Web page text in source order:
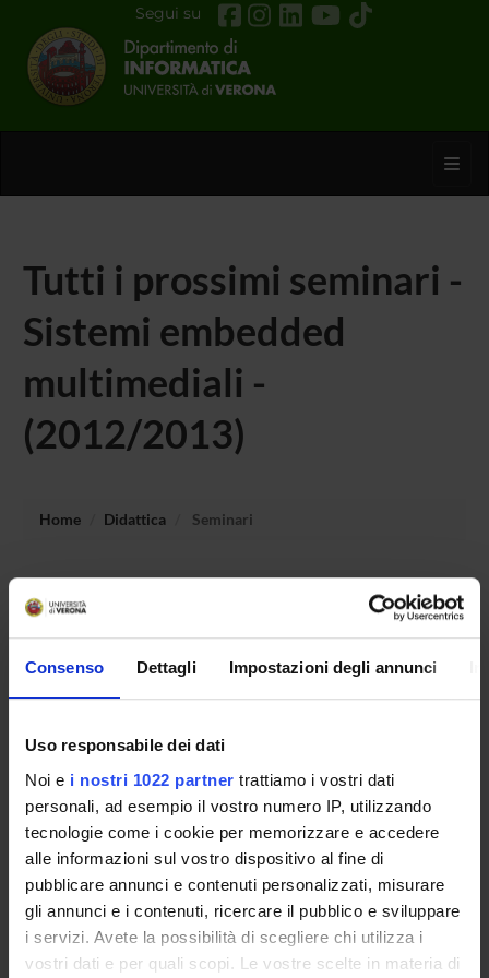
Consenso Dettagli Impostazioni degli annunci
Uso responsabile dei dati
Noi e i nostri 1022 partner trattiamo i vostri dati
personali, ad esempio il vostro numero IP, utilizzando
tecnologie come i cookie per memorizzare e accedere
alle informazioni sul vostro dispositivo al fine di
pubblicare annunci e contenuti personalizzati, misurare
gli annunci e i contenuti, ricercare il pubblico e sviluppare
i servizi. Avete la possibilità di scegliere chi utilizza i
vostri dati e per quali scopi. Le vostre scelte in materia di
Segui su
Tutti i prossimi seminari -
Sistemi embedded
multimediali -
(2012/2013)
Home Didattica Seminari
Non è stato trovato alcun seminario relativo
all'insegnamento Sistemi embedded multimediali.
CORSI DI STUDIO
DOTTORATI, MASTER E FORMAZIONE SUPERIORE
Contatti
Persone
Luoghi
Calendario